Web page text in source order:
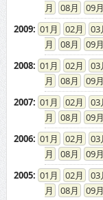
08
09
2009: 01 02 03
08
09
2008: 01 02 03
08
09
2007: 01 02 03
08
09
2006: 01 02 03
08
09
2005: 01 02 03
08
09